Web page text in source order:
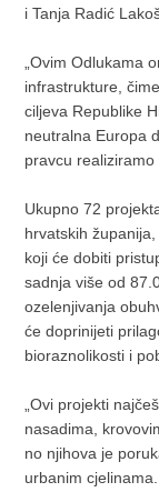
i Tanja Radić
„Ovim Odlukama
infrastrukture,
ciljeva Republike
neutralna Europa
pravcu
Ukupno 72
hrvatskih
koji će dobiti
sadnja više od
ozelenjivanja
će doprinijeti
bioraznolikosti i
„Ovi projekti
nasadima,
no njihova je
urbanim